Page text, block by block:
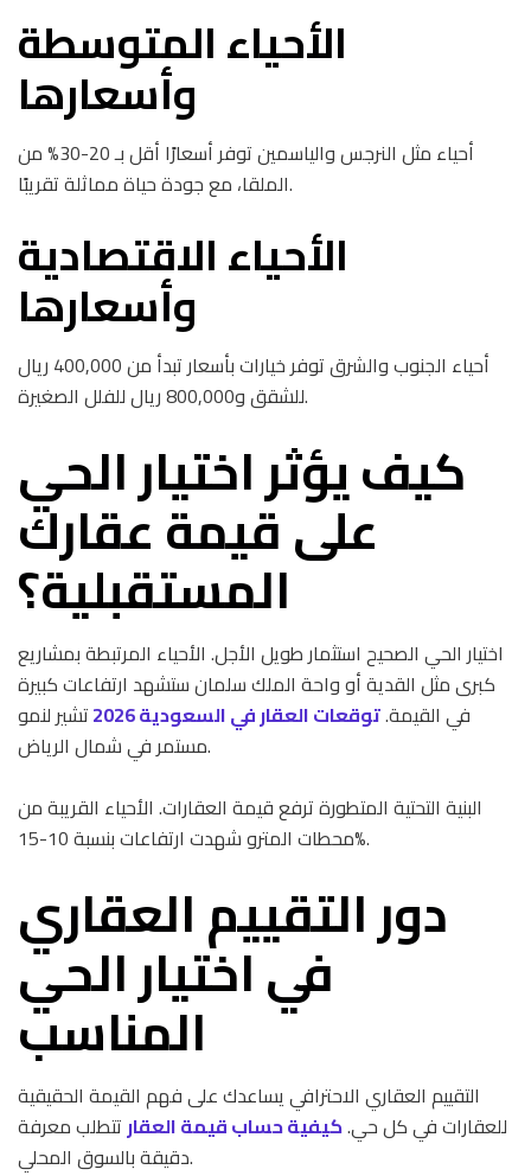
الأحياء المتوسطة
وأسعارها
أحياء مثل النرجس والياسمين توفر أسعارًا أقل بـ 20-30% من
الملقا، مع جودة حياة مماثلة تقريبًا.
الأحياء الاقتصادية
وأسعارها
أحياء الجنوب والشرق توفر خيارات بأسعار تبدأ من 400,000 ريال
للشقق و800,000 ريال للفلل الصغيرة.
كيف يؤثر اختيار الحي
على قيمة عقارك
المستقبلية؟
اختيار الحي الصحيح استثمار طويل الأجل. الأحياء المرتبطة بمشاريع
كبرى مثل القدية أو واحة الملك سلمان ستشهد ارتفاعات كبيرة
في القيمة.توقعات العقار في السعودية 2026
تشير لنمو
مستمر في شمال الرياض.
البنية التحتية المتطورة ترفع قيمة العقارات. الأحياء القريبة من
محطات المترو شهدت ارتفاعات بنسبة 10-15%.
دور التقييم العقاري
في اختيار الحي
المناسب
التقييم العقاري الاحترافي يساعدك على فهم القيمة الحقيقية
للعقارات في كل حي.كيفية حساب قيمة العقار تتطلب معرفة
دقيقة بالسوق المحلي.